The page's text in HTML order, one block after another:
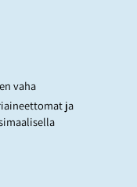
vaha
ja